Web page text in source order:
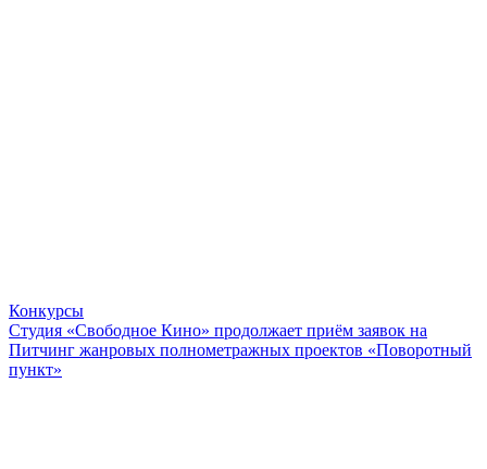
Конкурсы
Студия «Свободное Кино» продолжает приём заявок на
Питчинг жанровых полнометражных проектов «Поворотный
пункт»